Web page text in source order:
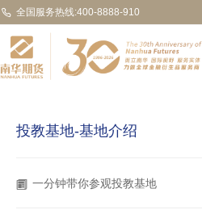
全国服务热线:400-8888-910
投教基地-基地介绍
一分钟带你参观投教基地